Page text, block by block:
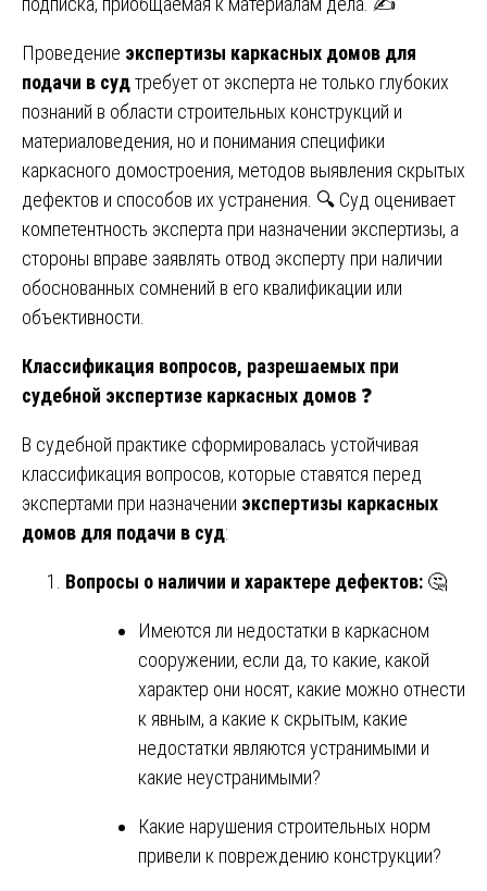
Проведение экспертизы каркасных домов для
подачи в судтребует от эксперта не только глубоких
познаний в области строительных конструкций и
материаловедения, но и понимания специфики
каркасного домостроения, методов выявления скрытых
дефектов и способов их устранения. 🔍 Суд оценивает
компетентность эксперта при назначении экспертизы, а
стороны вправе заявлять отвод эксперту при наличии
обоснованных сомнений в его квалификации или
объективности.
Классификация вопросов, разрешаемых при
судебной экспертизе каркасных домов ❓
В судебной практике сформировалась устойчивая
классификация вопросов, которые ставятся перед
экспертами при назначении экспертизы каркасных
домов для подачи в суд:
Вопросы о наличии и характере дефектов: 🤔
Имеются ли недостатки в каркасном
сооружении, если да, то какие, какой
характер они носят, какие можно отнести
к явным, а какие к скрытым, какие
недостатки являются устранимыми и
какие неустранимыми?
Какие нарушения строительных норм
привели к повреждению конструкции?